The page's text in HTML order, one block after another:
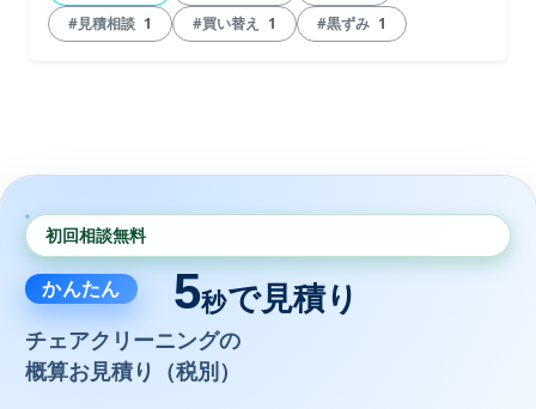
#見積相談 1 #買い替え 1 #黒ずみ 1
初回相談無料
かんたん 5秒で見積り
チェアクリーニングの
概算お見積り（税別）